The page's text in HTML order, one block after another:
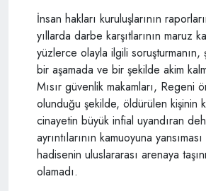
İnsan hakları kuruluşlarının
yıllarda darbe karşıtlarının maruz
yüzlerce olayla ilgili soruşturmanın,
bir aşamada ve bir şekilde akim
Mısır güvenlik makamları, Regeni
olunduğu şekilde, öldürülen kişinin
cinayetin büyük infial uyandıran
ayrıntılarının kamuoyuna
hadisenin uluslararası arenaya
olamadı.